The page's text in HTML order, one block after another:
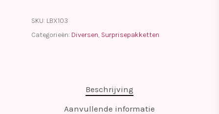
SKU: LBX103
Categorieën: Diversen, Surprisepakketten
Beschrijving
Aanvullende informatie